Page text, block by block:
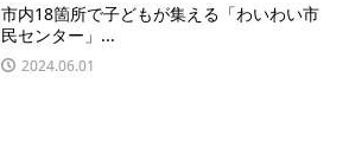
市内18箇所で子どもが集える「わいわい市
民センター」...
2024.06.01